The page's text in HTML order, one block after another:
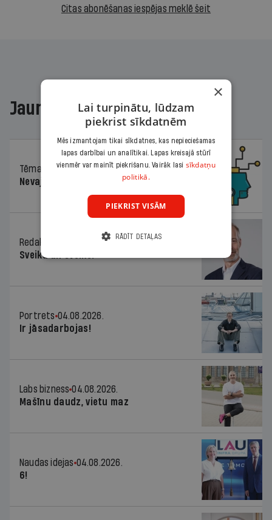
Citas abonēšanas iespējas meklē šeit
Jaunākajā žurnālā
Tēma
04.08.2026.
Nevajag baidīties!
Redaktora sleja
04.08.2026.
Sveika un sveiks!
Portrets 04.08.2026.
Ir jāsadarbojas!
Labs bizness 04.08.2026.
Mašīnu daudz, vietu maz
Naudas idejas 04.08.2026.
6!
×
Lai turpinātu, lūdzam
piekrist sīkdatnēm
Mēs izmantojam tikai sīkdatnes, kas nepieciešamas
lapas darbībai un analītikai. Lapas kreisajā stūrī
vienmēr var mainīt piekrišanu. Vairāk lasi sīkdatņu
politikā.
PIEKRIST VISĀM
RĀDĪT DETAĻAS